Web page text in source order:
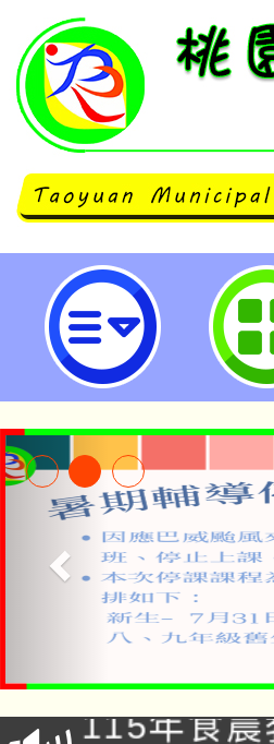
neilrpjhstyc網站
淨零綠生
會
115年食